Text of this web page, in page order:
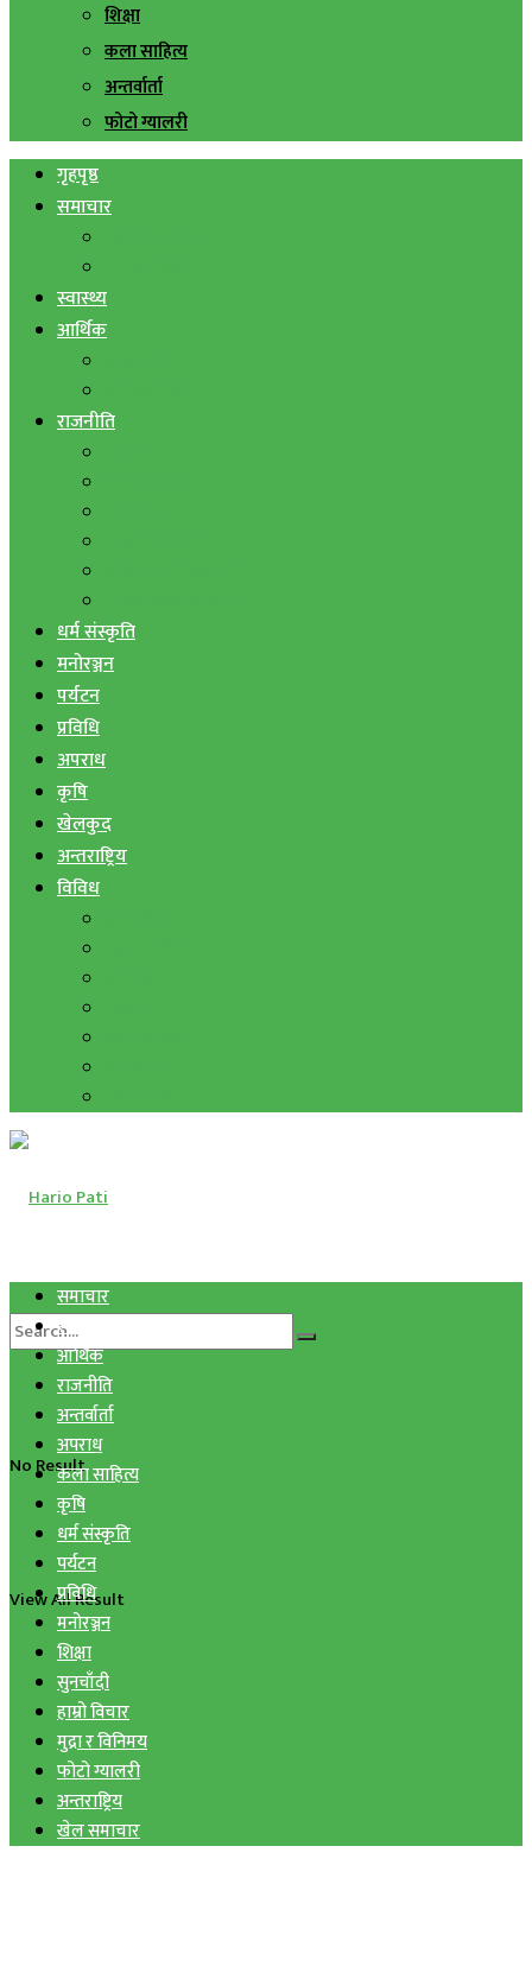
शिक्षा
कला साहित्य
अन्तर्वार्ता
फोटो ग्यालरी
गृहपृष्ठ
समाचार
स्वास्थ्य
आर्थिक
राजनीति
धर्म संस्कृति
मनोरञ्जन
पर्यटन
प्रविधि
अपराध
कृषि
खेलकुद
अन्तराष्ट्रिय
विविध
No Result
View All Result
समाचार
स्वास्थ्य
आर्थिक
राजनीति
अन्तर्वार्ता
अपराध
कला साहित्य
कृषि
धर्म संस्कृति
पर्यटन
प्रविधि
मनोरञ्जन
शिक्षा
सुनचाँदी
हाम्रो विचार
मुद्रा र विनिमय
फोटो ग्यालरी
अन्तराष्ट्रिय
खेल समाचार